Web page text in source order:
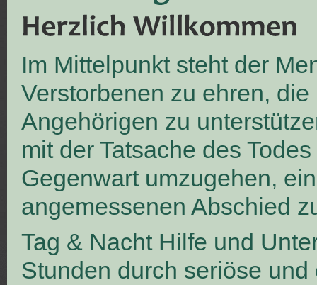
Im Mittelpunkt steht der
Verstorbenen zu ehren, die
Angehörigen zu
mit der Tatsache des
Gegenwart umzugehen,
angemessenen Abschied
Tag & Nacht Hilfe und
Stunden durch seriöse